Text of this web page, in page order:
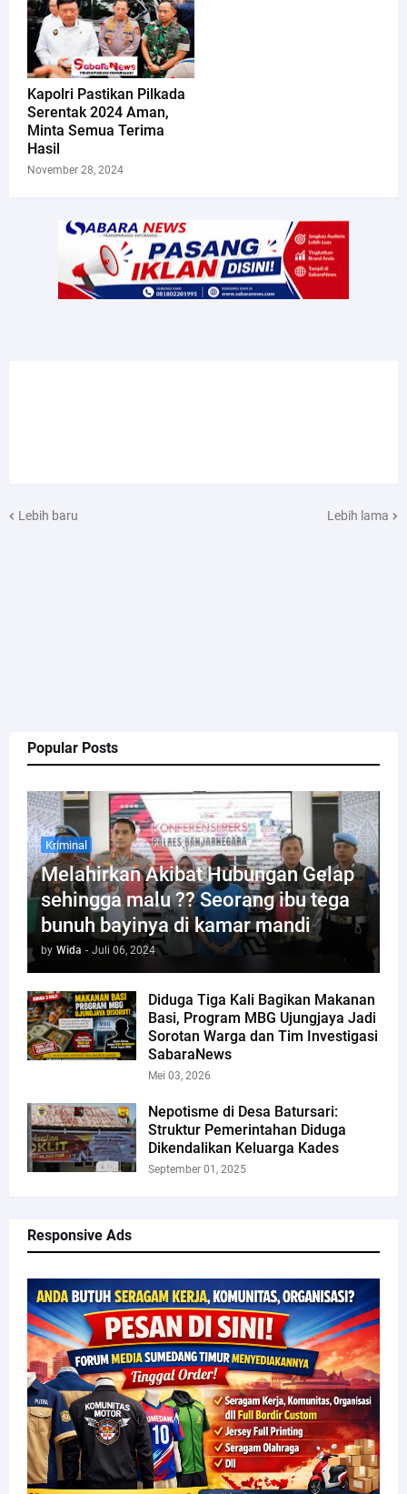
Popular Posts
Kriminal
Melahirkan Akibat Hubungan Gelap
sehingga malu ?? Seorang ibu tega
bunuh bayinya di kamar mandi
by Wida - Juli 06, 2024
Diduga Tiga Kali Bagikan Makanan
Basi, Program MBG Ujungjaya Jadi
Sorotan Warga dan Tim Investigasi
SabaraNews
Mei 03, 2026
Nepotisme di Desa Batursari:
Struktur Pemerintahan Diduga
Dikendalikan Keluarga Kades
September 01, 2025
Responsive Ads
Kapolri Pastikan Pilkada
Serentak 2024 Aman,
Minta Semua Terima
Hasil
November 28, 2024
Lebih baru Lebih lama